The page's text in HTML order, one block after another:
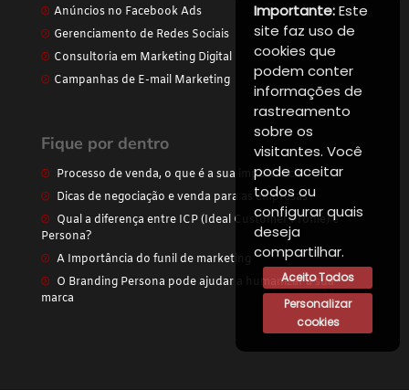
Anúncios no Facebook Ads
Gerenciamento de Redes Sociais
Consultoria em Marketing Digital
Campanhas de E-mail Marketing
Fique por dentro
Processo de venda, o que é a sua importância
Dicas de negociação e venda para as empresas
Qual a diferença entre ICP (Ideal Customer Profile) e
Persona?
A Importância do funil de marketing
O Branding Persona pode ajudar a humanizar a sua
marca
Importante:Este
site faz uso de
cookies que
podem conter
informações de
rastreamento
sobre os
visitantes. Você
pode aceitar
todos ou
configurar quais
deseja
compartilhar.
Aceito Todos
Personalizar
cookies